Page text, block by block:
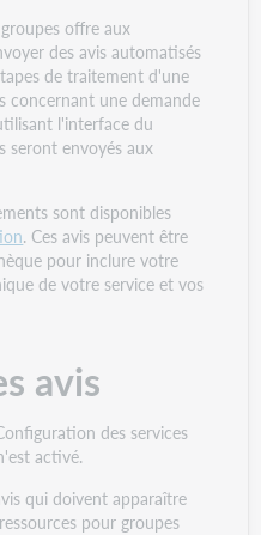
offre aux
des avis automatisés
de traitement d'une
concernant une demande
l'interface du
seront envoyés aux
sont disponibles
. Ces avis peuvent être
pour inclure votre
de votre service et vos
avis
des services
activé.
qui doivent apparaître
pour groupes